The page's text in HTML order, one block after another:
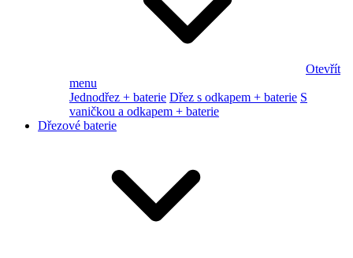
Otevřít
menu
Jednodřez + baterie Dřez s odkapem + baterie S
vaničkou a odkapem + baterie
Dřezové baterie